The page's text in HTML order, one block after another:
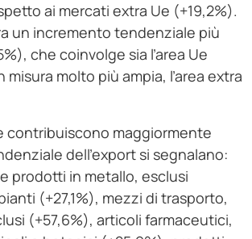
ai mercati extra Ue (+19,2%).
un incremento tendenziale più
che coinvolge sia l’area Ue
misura molto più ampia, l’area extra
contribuiscono maggiormente
dell’export si segnalano:
prodotti in metallo, esclusi
(+27,1%), mezzi di trasporto,
(+57,6%), articoli farmaceutici,